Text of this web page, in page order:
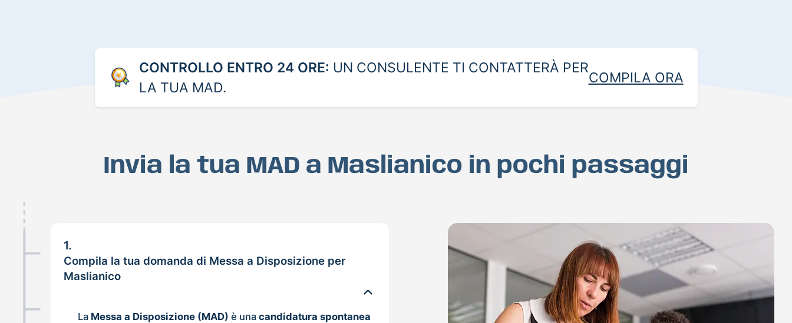
CONTROLLO ENTRO 24 ORE: UN CONSULENTE TI CONTATTERÀ PER
LA TUA MAD.
COMPILA ORA
Invia la tua MAD a Maslianico in pochi passaggi
1.
Compila la tua domanda di Messa a Disposizione per
Maslianico
La Messa a Disposizione (MAD) è unacandidatura spontanea